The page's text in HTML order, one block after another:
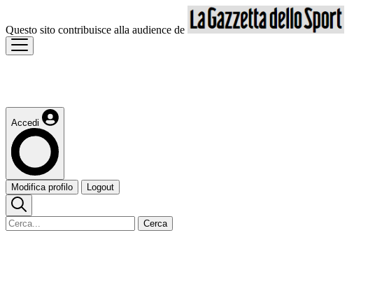
Questo sito contribuisce alla audience de
Accedi
Modifica profilo Logout
Cerca